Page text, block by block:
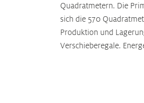
Quadratmetern. Die
sich die 570
Produktion und
Verschieberegale.